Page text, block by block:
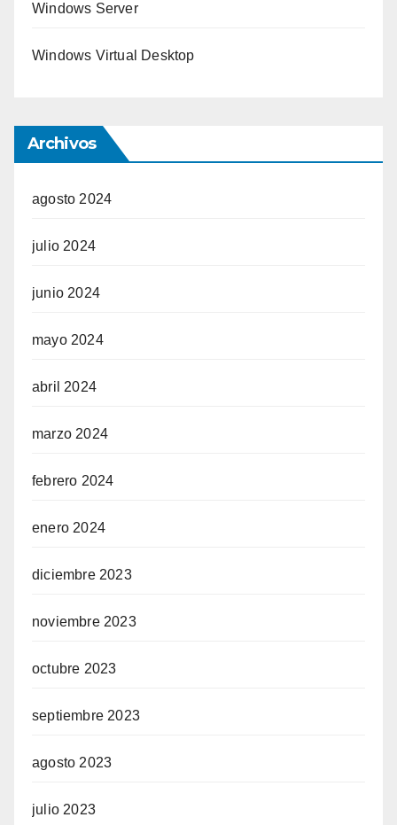
Windows Server
Windows Virtual Desktop
Archivos
agosto 2024
julio 2024
junio 2024
mayo 2024
abril 2024
marzo 2024
febrero 2024
enero 2024
diciembre 2023
noviembre 2023
octubre 2023
septiembre 2023
agosto 2023
julio 2023